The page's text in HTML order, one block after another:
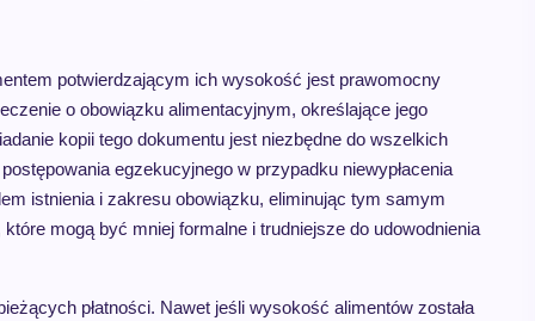
potwierdzającym ich wysokość jest prawomocny
o obowiązku alimentacyjnym, określające jego
kopii tego dokumentu jest niezbędne do wszelkich
egzekucyjnego w przypadku niewypłacenia
istnienia i zakresu obowiązku, eliminując tym samym
mogą być mniej formalne i trudniejsze do udowodnienia
płatności. Nawet jeśli wysokość alimentów została